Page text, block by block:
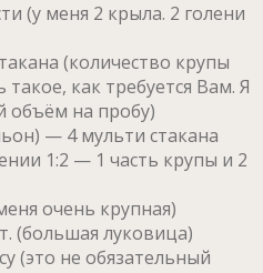
(у меня 2 крыла. 2 голени
(количество крупы
как требуется Вам. Я
объём на пробу)
— 4 мульти стакана
1:2 — 1 часть крупы и 2
очень крупная)
(большая луковица)
(это не обязательный